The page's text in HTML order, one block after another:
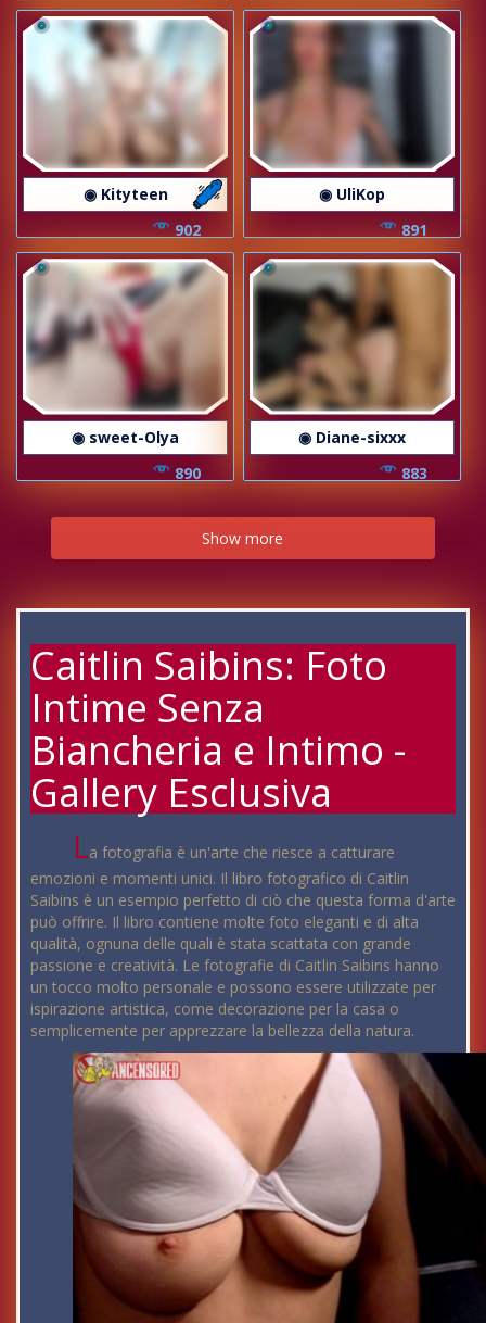
◉ Kityteen
902
◉ UliKop
891
◉ sweet-Olya
890
◉ Diane-sixxx
883
Show more
Caitlin Saibins: Foto
Intime Senza
Biancheria e Intimo -
Gallery Esclusiva
La fotografia è un'arte che riesce a catturare
emozioni e momenti unici. Il libro fotografico di Caitlin
Saibins è un esempio perfetto di ciò che questa forma d'arte
può offrire. Il libro contiene molte foto eleganti e di alta
qualità, ognuna delle quali è stata scattata con grande
passione e creatività. Le fotografie di Caitlin Saibins hanno
un tocco molto personale e possono essere utilizzate per
ispirazione artistica, come decorazione per la casa o
semplicemente per apprezzare la bellezza della natura.